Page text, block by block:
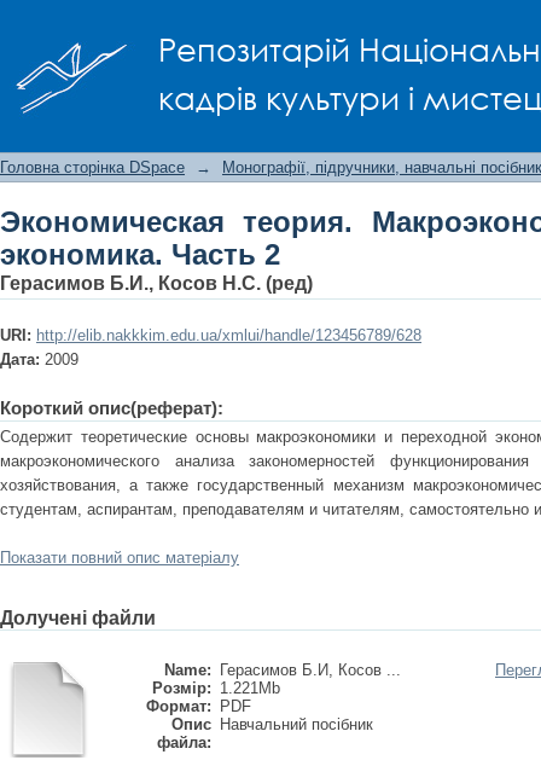
Репозитарій
кадрів культури і
Головна сторінка DSpace → Монографії, підручники, навчальні
Экономическая теория.
экономика. Часть 2
Герасимов Б.И., Косов Н.С. (ред)
URI: http://elib.nakkkim.edu.ua/xmlui/handle/123456789/628
Дата: 2009
Короткий опис(реферат):
Содержит теоретические основы макроэкономики и переходной
макроэкономического анализа закономерностей
хозяйствования, а также государственный механизм
студентам, аспирантам, преподавателям и читателям,
Показати повний опис матеріалу
Долучені файли
Name:
Герасимов Б.И, Косов ...
Розмір: 1.221Mb
Формат:
PDF
Опис
файла:
Навчальний посібник